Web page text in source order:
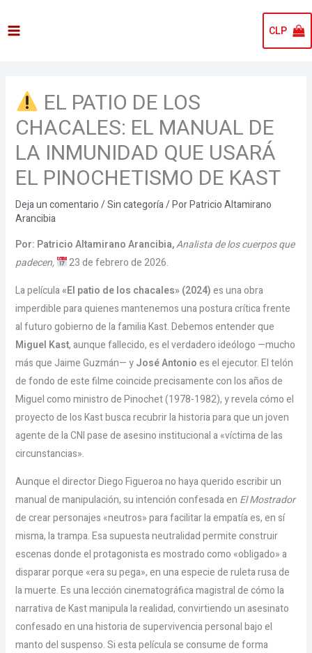
CLP
EL PATIO DE LOS
CHACALES: EL MANUAL DE
LA INMUNIDAD QUE USARÁ
EL PINOCHETISMO DE KAST
Deja un comentario/Sin categoría/ PorPatricio Altamirano
Arancibia
Por: Patricio Altamirano Arancibia,Analista de los cuerpos que
padecen,
23 de febrero de 2026.
La película«El patio de los chacales» (2024)es una obra
imperdible para quienes mantenemos una postura crítica frente
al futuro gobierno de la familia Kast. Debemos entender que
Miguel Kast, aunque fallecido, es el verdadero ideólogo —mucho
más que Jaime Guzmán— yJosé Antonioes el ejecutor. El telón
de fondo de este filme coincide precisamente con los años de
Miguel como ministro de Pinochet (1978-1982), y revela cómo el
proyecto de los Kast busca recubrir la historia para que un joven
agente de la CNI pase de asesino institucional a «víctima de las
circunstancias».
Aunque el director Diego Figueroa no haya querido escribir un
manual de manipulación, su intención confesada en El Mostrador
de crear personajes «neutros» para facilitar la empatía es, en sí
misma, la trampa. Esa supuesta neutralidad permite construir
escenas donde el protagonista es mostrado como «obligado» a
disparar porque «era su pega», en una especie de ruleta rusa de
la muerte. Es una lección cinematográfica magistral de cómo la
narrativa de Kast manipula la realidad, convirtiendo un asesinato
confesado en una historia de supervivencia personal bajo el
manto del suspenso. Si esta película se consume de forma